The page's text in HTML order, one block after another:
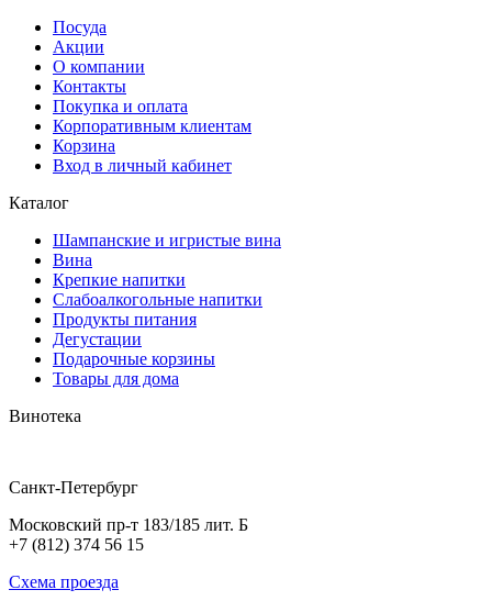
Посуда
Акции
О компании
Контакты
Покупка и оплата
Корпоративным клиентам
Корзина
Вход в личный кабинет
Каталог
Шампанские и игристые вина
Вина
Крепкие напитки
Слабоалкогольные напитки
Продукты питания
Дегустации
Подарочные корзины
Товары для дома
Винотека
Санкт-Петербург
Московский пр-т 183/185 лит. Б
+7 (812) 374 56 15
Схема проезда